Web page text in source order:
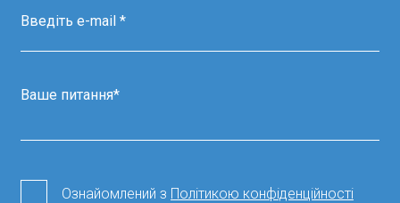
Ознайомлений з Політикою конфіденційності